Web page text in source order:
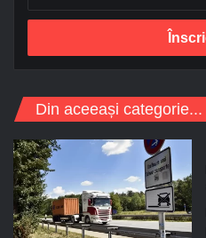
r
s
d
-
m
a
i
l
Din aceeași categorie...